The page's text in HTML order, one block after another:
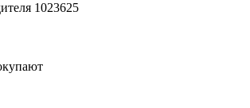
1023625